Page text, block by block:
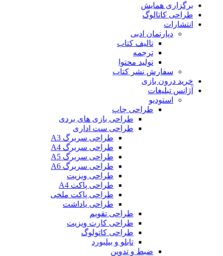
برگزاری همایش
طراحی کاتالوگ
انتشارات
دپارتمان ادبی
تالیف کتاب
ترجمه
تولید محتوا
سفارش نشر کتاب
خرید درون بازی
آژانس تبلیغات
استودیو
طراحی چاپ
طراحی بازی های بردی
طراحی ست اداری
طراحی سربرگ A3
طراحی سربرگ A4
طراحی سربرگ A5
طراحی سربرگ A6
طراحی ویزیت
طراحی پاکت A4
طراحی پاکت ملخی
طراحی یاداشت
طراحی تقویم
طراحی کارت ویزیت
طراحی کاتولوگ
تابلو و بیلبورد
ضبط و تدوین